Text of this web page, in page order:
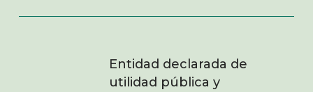
Entidad declarada de
utilidad pública y